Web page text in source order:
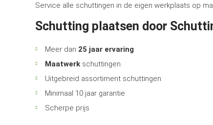
Service alle schuttingen in de eigen werkplaats op
Schutting plaatsen door
Meer dan 25 jaar ervaring
Maatwerk schuttingen
Uitgebreid assortiment schuttingen
Minimaal 10 jaar garantie
Scherpe prijs